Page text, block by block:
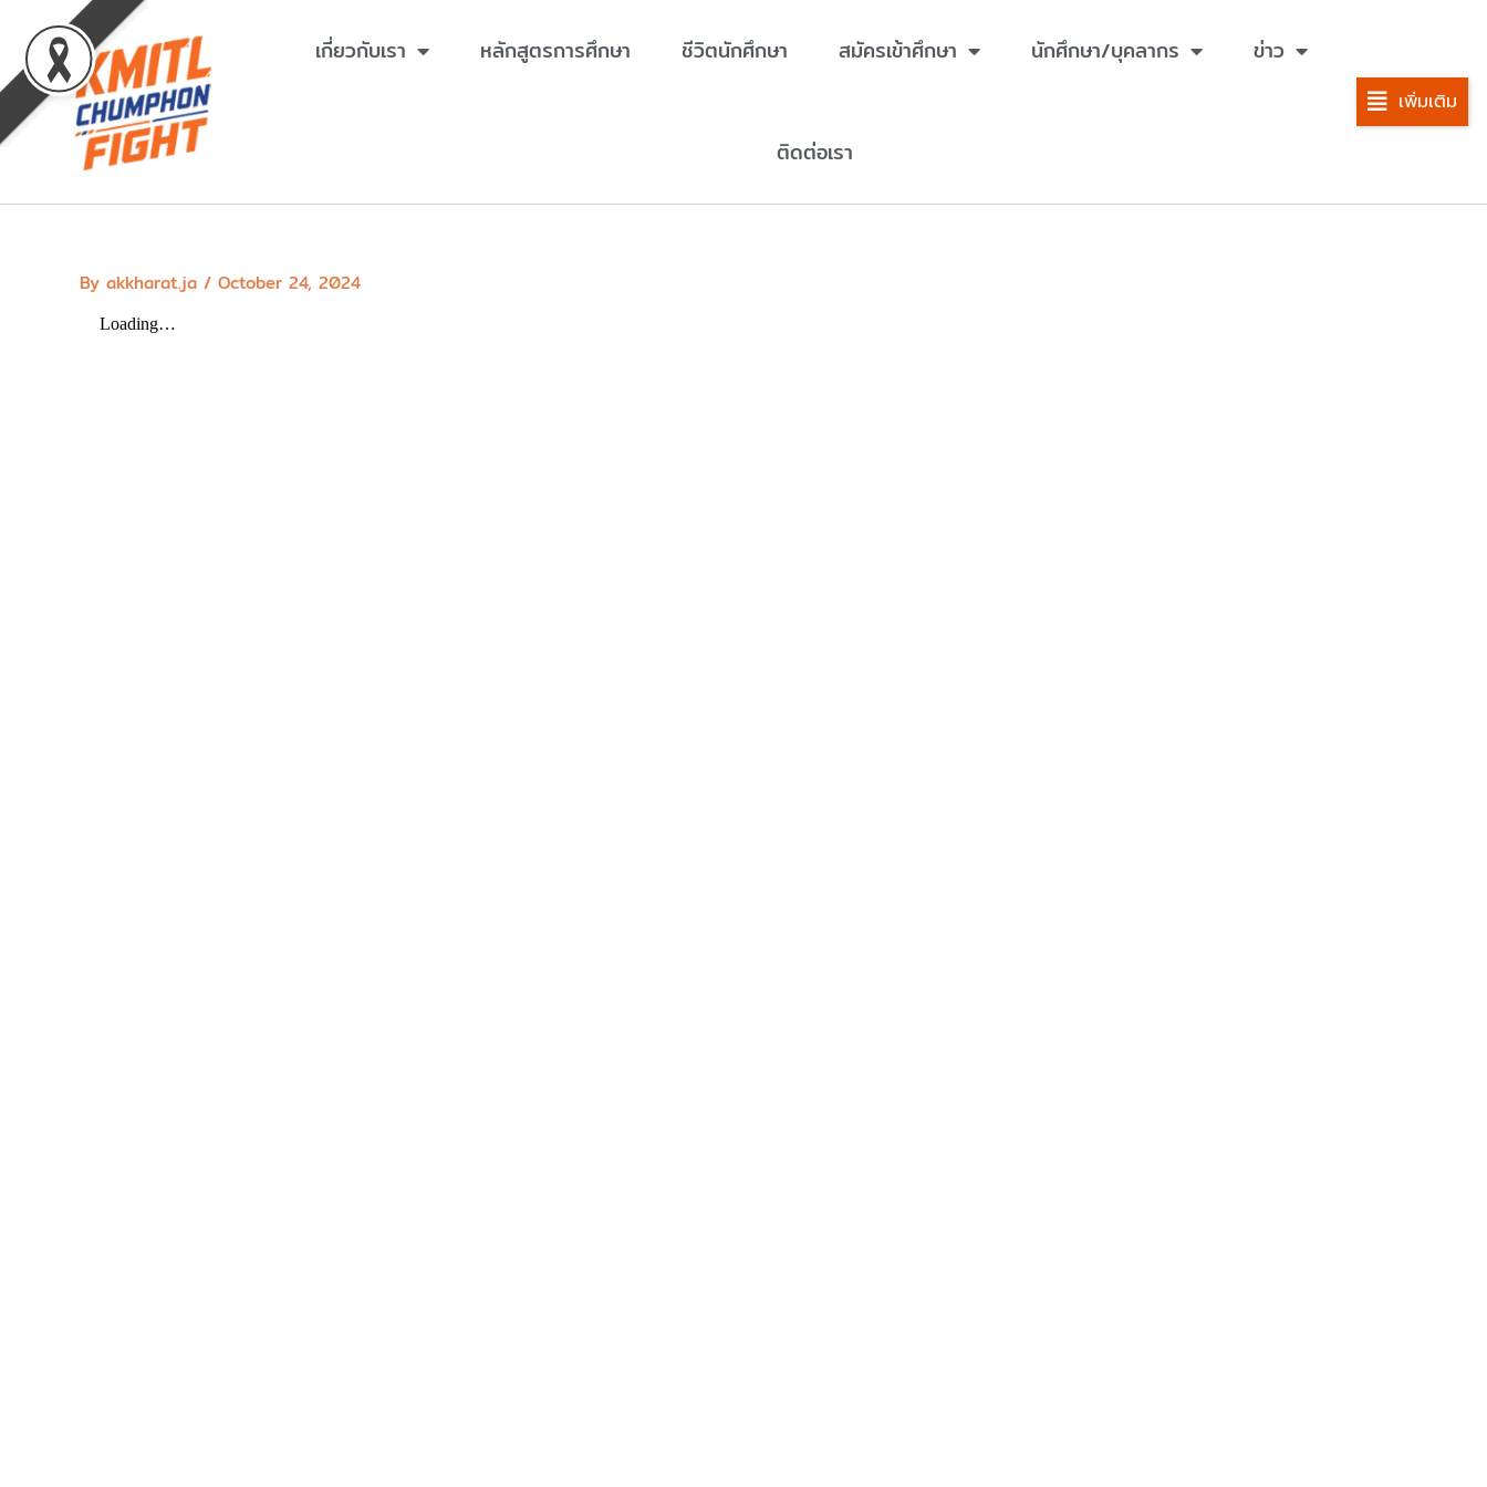
content
เกี่ยวกับเรา หลักสูตรการศึกษา ชีวิตนักศึกษา สมัครเข้าศึกษา นักศึกษา/บุคลากร ข่าว
ติดต่อเรา
เพิ่มเติม
By akkharat.ja / October 24, 2024